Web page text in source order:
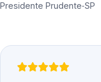
Presidente Prudente‑SP